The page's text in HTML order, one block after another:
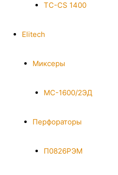
TC-CS 1400
Elitech
Миксеры
МС-1600/2ЭД
Перфораторы
П0826РЭМ